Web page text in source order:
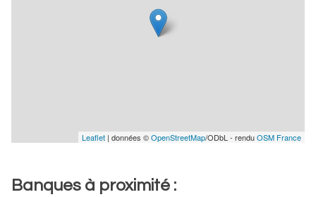
Leaflet | données ©OpenStreetMap/ODbL - renduOSM France
Banques à proximité :